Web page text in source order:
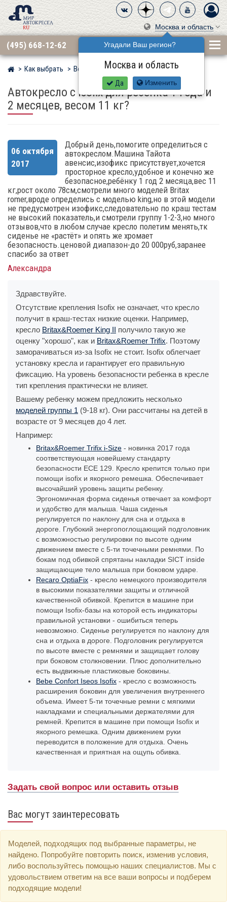
Москва и область
Угадали Ваш регион?
Москва и область
Да Изменить
(495) 668-12-62
Мир детских автокресел
Как выбрать Вопросы
Автокресло с Isofix для ребенка 1 года и
2 месяцев, весом 11 кг?
06 октября
2017
Добрый день,помогите определиться с
автокреслом.Машина Тайота
авенсис,изофикс присутствует,хочется
просторное кресло,удобное и конечно же
безопасное,ребёнку 1 год 2 месяца,вес 11
кг,рост около 78см,смотрели много моделей Britax
romer,вроде определись с моделью king,но в этой модели
не предусмотрен изофикс,следовательно по краш тестам
не высокий показатель,и смотрели группу 1-2-3,но много
отзывов,что в любом случае кресло полетим менять,тк
сиденье не «растёт» и опять же хромает
безопасность.ценовой диапазон-до 20 000руб,заранее
спасибо за ответ
Александра
Здравствуйте.
Отсутствие крепления Isofix не означает, что кресло
получит в краш-тестах низкие оценки. Например,
кресло Britax&Roemer King II получило такую же
оценку "хорошо", как и Britax&Roemer Trifix. Поэтому
заморачиваться из-за Isofix не стоит. Isofix облегчает
установку кресла и гарантирует его правильную
фиксацию. На уровень безопасности ребенка в кресле
тип крепления практически не влияет.
Вашему ребенку можем предложить несколько
моделей группы 1 (9-18 кг). Они рассчитаны на детей в
возрасте от 9 месяцев до 4 лет.
Например:
Britax&Roemer Trifix i-Size - новинка 2017 года
соответствующая новейшему стандарту
безопасности ECE 129. Кресло крепится только при
помощи isofix и якорного ремешка. Обеспечивает
высочайший уровень защиты ребенку.
Эргономичная форма сиденья отвечает за комфорт
и удобство для малыша. Чаша сиденья
регулируется по наклону для сна и отдыха в
дороге. Глубокий энергопоглощающий подголовник
с возможностью регулировки по высоте одним
движением вместе с 5-ти точечными ремнями. По
бокам под обивкой спрятаны накладки SICT inside
защищающие тело малыша при боковом ударе.
Recaro OptiaFix - кресло немецкого производителя
в высокими показателями защиты и отличной
качественной обивкой. Крепится в машине при
помощи Isofix-базы на которой есть индикаторы
правильной установки - ошибиться теперь
невозможно. Сиденье регулируется по наклону для
сна и отдыха в дороге. Подголовник регулируется
по высоте вместе с ремнями и защищает голову
при боковом столкновении. Плюс дополнительно
есть выдвижные пластиковые боковины.
Bebe Confort Iseos Isofix - кресло с возможность
расширения боковин для увеличения внутреннего
объема. Имеет 5-ти точечные ремни с мягкими
накладками и специальными держателями для
ремней. Крепится в машине при помощи Isofix и
якорного ремешка. Одним движением руки
переводится в положение для отдыха. Очень
качественная и приятная на ощупь обивка.
Задать свой вопрос или оставить отзыв
Вас могут заинтересовать
Моделей, подходящих под выбранные параметры, не
найдено. Попробуйте повторить поиск, изменив условия,
либо воспользуйтесь помощью наших специалистов. Мы с
удовольствием ответим на все ваши вопросы и подберем
подходящие модели!